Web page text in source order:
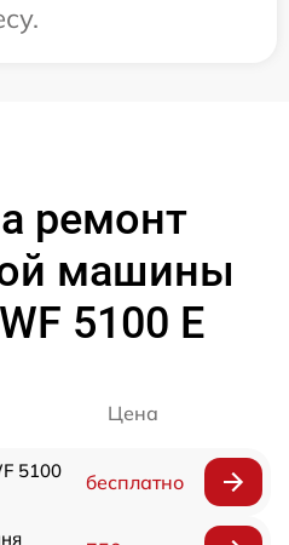
ремонт
машины
5100 E
Цена
5100
бесплатно